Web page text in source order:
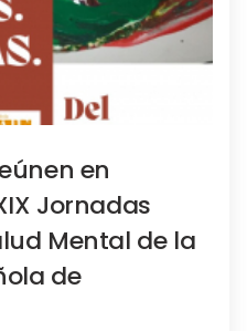
en
Jornadas
Mental de la
de